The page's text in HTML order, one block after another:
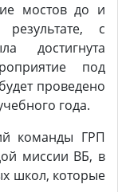
мостов до и
с
достигнута
под
проведено
года.
команды ГРП
миссии ВБ, в
школ, которые